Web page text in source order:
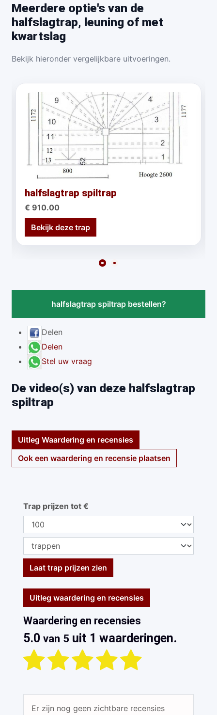
Meerdere optie's van de
halfslagtrap, leuning of met
kwartslag
Bekijk hieronder vergelijkbare uitvoeringen.
halfslagtrap spiltrap
€ 910.00
Bekijk deze trap
halfslagtrap spiltrap bestellen?
Delen
Delen
Stel uw vraag
De video(s) van deze halfslagtrap
spiltrap
Uitleg Waardering en recensies
Ook een waardering en recensie plaatsen
Trap prijzen tot €
Laat trap prijzen zien
Uitleg waardering en recensies
Waardering en recensies
5.0 van 5 uit 1 waarderingen.
Er zijn nog geen zichtbare recensies